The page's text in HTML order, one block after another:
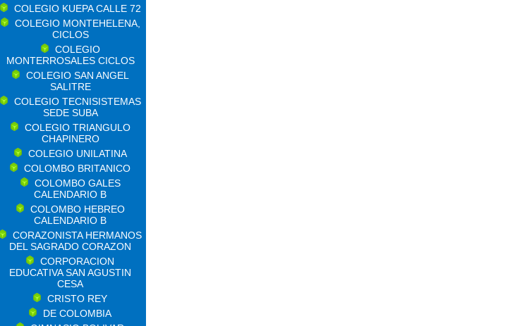
COLEGIO KUEPA CALLE 72
COLEGIO MONTEHELENA,
CICLOS
COLEGIO
MONTERROSALES CICLOS
COLEGIO SAN ANGEL
SALITRE
COLEGIO TECNISISTEMAS
SEDE SUBA
COLEGIO TRIANGULO
CHAPINERO
COLEGIO UNILATINA
COLOMBO BRITANICO
COLOMBO GALES
CALENDARIO B
COLOMBO HEBREO
CALENDARIO B
CORAZONISTA HERMANOS
DEL SAGRADO CORAZON
CORPORACION
EDUCATIVA SAN AGUSTIN
CESA
CRISTO REY
DE COLOMBIA